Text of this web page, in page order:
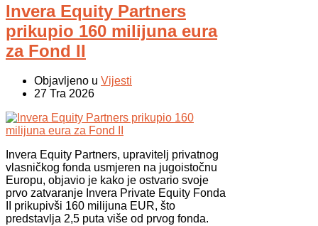
Invera Equity Partners
prikupio 160 milijuna eura
za Fond II
Objavljeno u Vijesti
27 Tra 2026
Invera Equity Partners, upravitelj privatnog
vlasničkog fonda usmjeren na jugoistočnu
Europu, objavio je kako je ostvario svoje
prvo zatvaranje Invera Private Equity Fonda
II prikupivši 160 milijuna EUR, što
predstavlja 2,5 puta više od prvog fonda.